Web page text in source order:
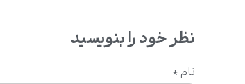
نظر خود را بنویسید
نام *